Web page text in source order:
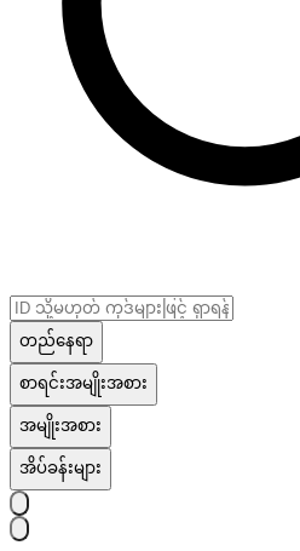
တည်နေရာ
စာရင်းအမျိုးအစား
အမျိုးအစား
အိပ်ခန်းများ